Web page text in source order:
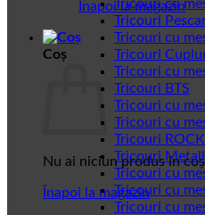
Înapoi la magazin
Coș
Nu ai niciun produs în
Înapoi la magazin
Tricouri cu
Tricouri
Tricouri cu
Tricouri
Tricouri cu
Tricouri BTS
Tricouri cu
Tricouri cu
Tricouri ROCK
Tricouri
Tricouri cu
Tricouri cu
Tricouri cu